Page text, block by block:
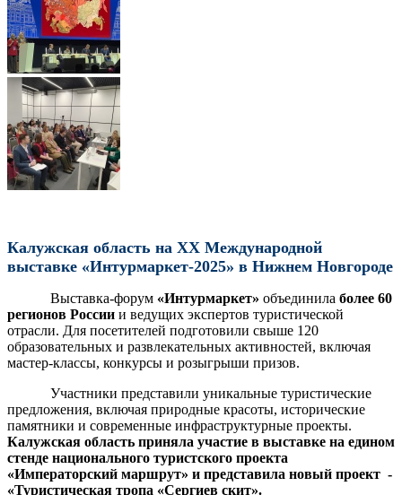
Калужская область на XX Международной
выставке «Интурмаркет-2025» в Нижнем Новгороде
Выставка-форум «Интурмаркет» объединила более 60
регионов России и ведущих экспертов туристической
отрасли. Для посетителей подготовили свыше 120
образовательных и развлекательных активностей, включая
мастер-классы, конкурсы и розыгрыши призов.
Участники представили уникальные туристические
предложения, включая природные красоты, исторические
памятники и современные инфраструктурные проекты.
Калужская область приняла участие в выставке на едином
стенде национального туристского проекта
«Императорский маршрут» и представила новый проект -
«Туристическая тропа «Сергиев скит».